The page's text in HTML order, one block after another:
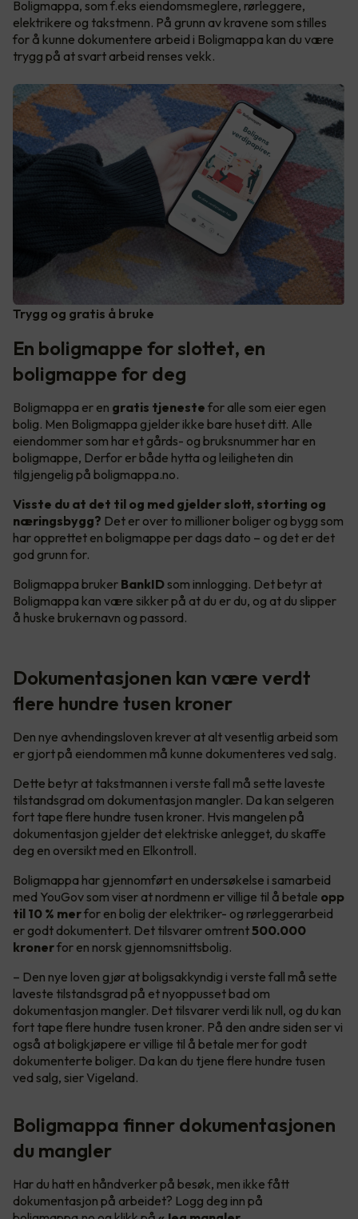
Boligmappa, som f.eks eiendomsmeglere, rørleggere,
elektrikere og takstmenn. På grunn av kravene som stilles
for å kunne dokumentere arbeid i Boligmappa kan du være
trygg på at svart arbeid renses vekk.
Trygg og gratis å bruke
En boligmappe for slottet, en
boligmappe for deg
Boligmappa er en gratis tjeneste for alle som eier egen
bolig. Men Boligmappa gjelder ikke bare huset ditt. Alle
eiendommer som har et gårds- og bruksnummer har en
boligmappe, Derfor er både hytta og leiligheten din
tilgjengelig på boligmappa.no.
Visste du at det til og med gjelder slott, storting og
næringsbygg? Det er over to millioner boliger og bygg som
har opprettet en boligmappe per dags dato – og det er det
god grunn for.
Boligmappa bruker BankIDsom innlogging. Det betyr at
Boligmappa kan være sikker på at du er du, og at du slipper
å huske brukernavn og passord.
Dokumentasjonen kan være verdt
flere hundre tusen kroner
Den nye avhendingsloven krever at alt vesentlig arbeid som
er gjort på eiendommen må kunne dokumenteres ved salg.
Dette betyr at takstmannen i verste fall må sette laveste
tilstandsgrad om dokumentasjon mangler. Da kan selgeren
fort tape flere hundre tusen kroner. Hvis mangelen på
dokumentasjon gjelder det elektriske anlegget, du skaffe
deg en oversikt med en Elkontroll.
Boligmappa har gjennomført en undersøkelse i samarbeid
med YouGov som viser at nordmenn er villige til å betale opp
til 10 % merfor en bolig der elektriker- og rørleggerarbeid
er godt dokumentert. Det tilsvarer omtrent500.000
kronerfor en norsk gjennomsnittsbolig.
– Den nye loven gjør at boligsakkyndig i verste fall må sette
laveste tilstandsgrad på et nyoppusset bad om
dokumentasjon mangler. Det tilsvarer verdi lik null, og du kan
fort tape flere hundre tusen kroner. På den andre siden ser vi
også at boligkjøpere er villige til å betale mer for godt
dokumenterte boliger. Da kan du tjene flere hundre tusen
ved salg, sier Vigeland.
Boligmappa finner dokumentasjonen
du mangler
Har du hatt en håndverker på besøk, men ikke fått
dokumentasjon på arbeidet? Logg deg inn på